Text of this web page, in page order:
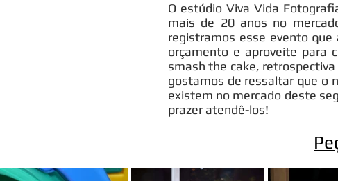
O estúdio Viva Vida
mais de 20 anos no
registramos esse evento
orçamento e aproveite para
smash the cake,
gostamos de ressaltar que o
existem no mercado deste
prazer atendê-los!